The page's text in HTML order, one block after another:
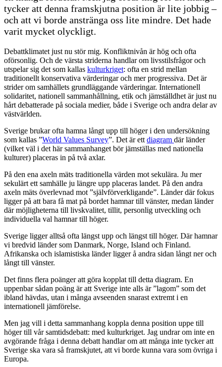
tycker att denna framskjutna position är lite jobbig –
och att vi borde anstränga oss lite mindre. Det hade
varit mycket olyckligt.
Debattklimatet just nu stör mig. Konfliktnivån är hög och ofta
oförsonlig. Och de värsta striderna handlar om livsstilsfrågor och
utspelar sig det som kallas kulturkriget: ofta en strid mellan
traditionellt konservativa värderingar och mer progressiva. Det är
strider om samhällets grundläggande värderingar. Internationell
solidaritet, nationell sammanhållning, etik och jämställdhet är just nu
hårt debatterade på sociala medier, både i Sverige och andra delar av
västvärlden.
Sverige brukar ofta hamna långt upp till höger i den undersökning
som kallas ”World Values Survey”. Det är ettdiagram där länder
(vilket väl i det här sammanhanget bör jämställas med nationella
kulturer) placeras in på två axlar.
På den ena axeln mäts traditionella värden mot sekulära. Ju mer
sekulärt ett samhälle ju längre upp placeras landet. På den andra
axeln mäts överlevnad mot ”självförverkligande”. Länder där fokus
ligger på att bara få mat på bordet hamnar till vänster, medan länder
där möjligheterna till livskvalitet, tillit, personlig utveckling och
individuella val hamnar till höger.
Sverige ligger alltså ofta längst upp och längst till höger. Där hamnar
vi bredvid länder som Danmark, Norge, Island och Finland.
Afrikanska och islamistiska länder ligger å andra sidan långt ner och
långt till vänster.
Det finns flera poänger att göra kopplat till detta diagram. En
uppenbar sådan poäng är att Sverige inte alls är ”lagom” som det
ibland hävdas, utan i många avseenden snarast extremt i en
internationell jämförelse.
Men jag vill i detta sammanhang koppla denna position uppe till
höger till vår samtidsdebatt: med kulturkriget. Jag undrar om inte en
avgörande fråga i denna debatt handlar om att många inte tycker att
Sverige ska vara så framskjutet, att vi borde kunna vara som övriga i
Europa.